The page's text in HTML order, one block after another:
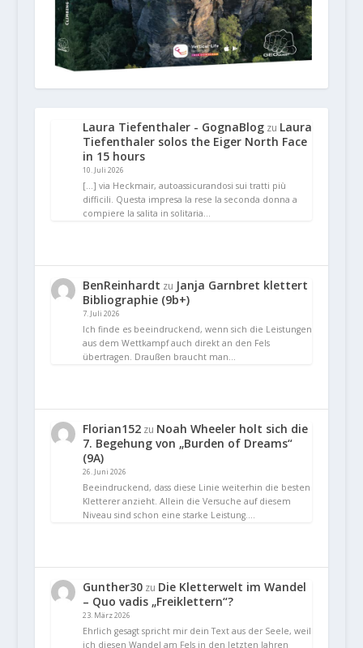
Laura Tiefenthaler - GognaBlogzu Laura
Tiefenthaler solos the Eiger North Face
in 15 hours
10. Juli 2026
[…] via Heckmair, autoassicurandosi sui tratti più
difficili. Questa impresa la rese la seconda donna a
compiere la salita in solitaria…
BenReinhardt zu Janja Garnbret klettert
Bibliographie (9b+)
7. Juli 2026
Ich finde es beeindruckend, wenn sich die Leistungen
aus dem Wettkampf auch direkt an den Fels
übertragen. Draußen braucht man…
Florian152zu Noah Wheeler holt sich die
7. Begehung von „Burden of Dreams“
(9A)
26. Juni 2026
Beeindruckend, dass diese Linie weiterhin die besten
Kletterer anzieht. Allein die Versuche auf diesem
Niveau sind schon eine starke Leistung.…
Gunther30zu Die Kletterwelt im Wandel
– Quo vadis „Freiklettern“?
23. März 2026
Ehrlich gesagt spricht mir dein Text aus der Seele, weil
ich diesen Wandel am Fels in den letzten Jahren